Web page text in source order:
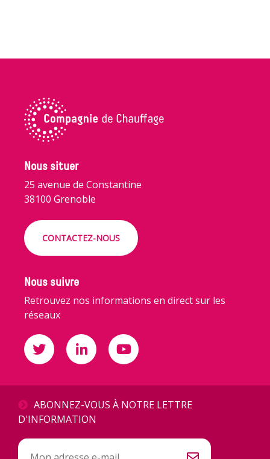
Nous situer
25 avenue de Constantine
38100 Grenoble
CONTACTEZ-NOUS
Nous suivre
Retrouvez nos informations en direct sur les
réseaux
ABONNEZ-VOUS À NOTRE LETTRE
D'INFORMATION
Inscription